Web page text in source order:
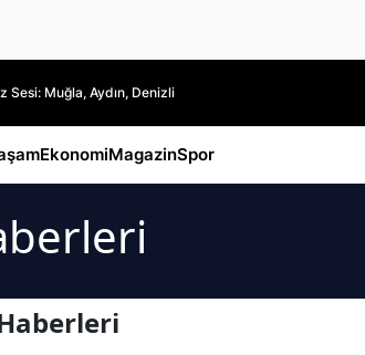
Sesi: Muğla, Aydın, Denizli
EkonomiMagazinSpor